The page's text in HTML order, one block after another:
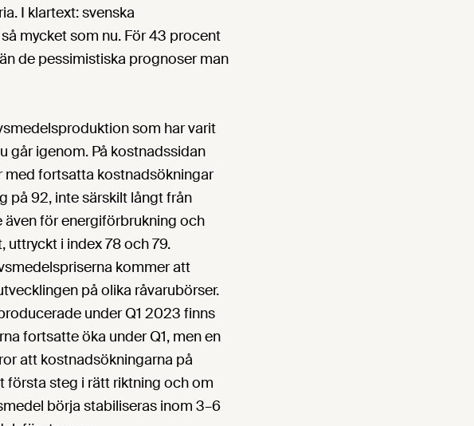
I klartext: svenska
mycket som nu. För 43 procent
de pessimistiska prognoser man
som har varit
går igenom. På kostnadssidan
med fortsatta kostnadsökningar
på 92, inte särskilt långt från
även för energiförbrukning och
i index 78 och 79.
kommer att
på olika råvarubörser.
under Q1 2023 finns
fortsatte öka under Q1, men en
att kostnadsökningarna på
första steg i rätt riktning och om
börja stabiliseras inom 3–6